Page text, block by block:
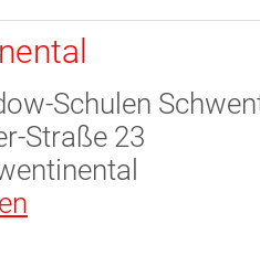
Schulen
Straße 23